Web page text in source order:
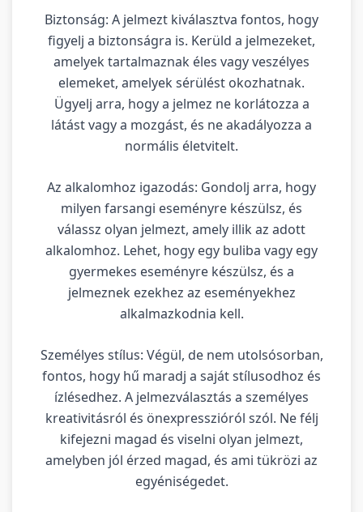
Biztonság: A jelmezt kiválasztva fontos, hogy
figyelj a biztonságra is. Kerüld a jelmezeket,
amelyek tartalmaznak éles vagy veszélyes
elemeket, amelyek sérülést okozhatnak.
Ügyelj arra, hogy a jelmez ne korlátozza a
látást vagy a mozgást, és ne akadályozza a
normális életvitelt.
Az alkalomhoz igazodás: Gondolj arra, hogy
milyen farsangi eseményre készülsz, és
válassz olyan jelmezt, amely illik az adott
alkalomhoz. Lehet, hogy egy buliba vagy egy
gyermekes eseményre készülsz, és a
jelmeznek ezekhez az eseményekhez
alkalmazkodnia kell.
Személyes stílus: Végül, de nem utolsósorban,
fontos, hogy hű maradj a saját stílusodhoz és
ízlésedhez. A jelmezválasztás a személyes
kreativitásról és önexpresszióról szól. Ne félj
kifejezni magad és viselni olyan jelmezt,
amelyben jól érzed magad, és ami tükrözi az
egyéniségedet.